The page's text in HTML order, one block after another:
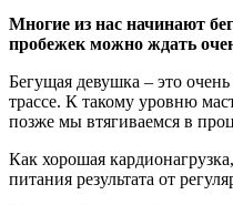
Многие из нас начинают
пробежек можно ждать
Бегущая девушка – это
трассе. К такому уровню
позже мы втягиваемся в
Как хорошая
питания результата от